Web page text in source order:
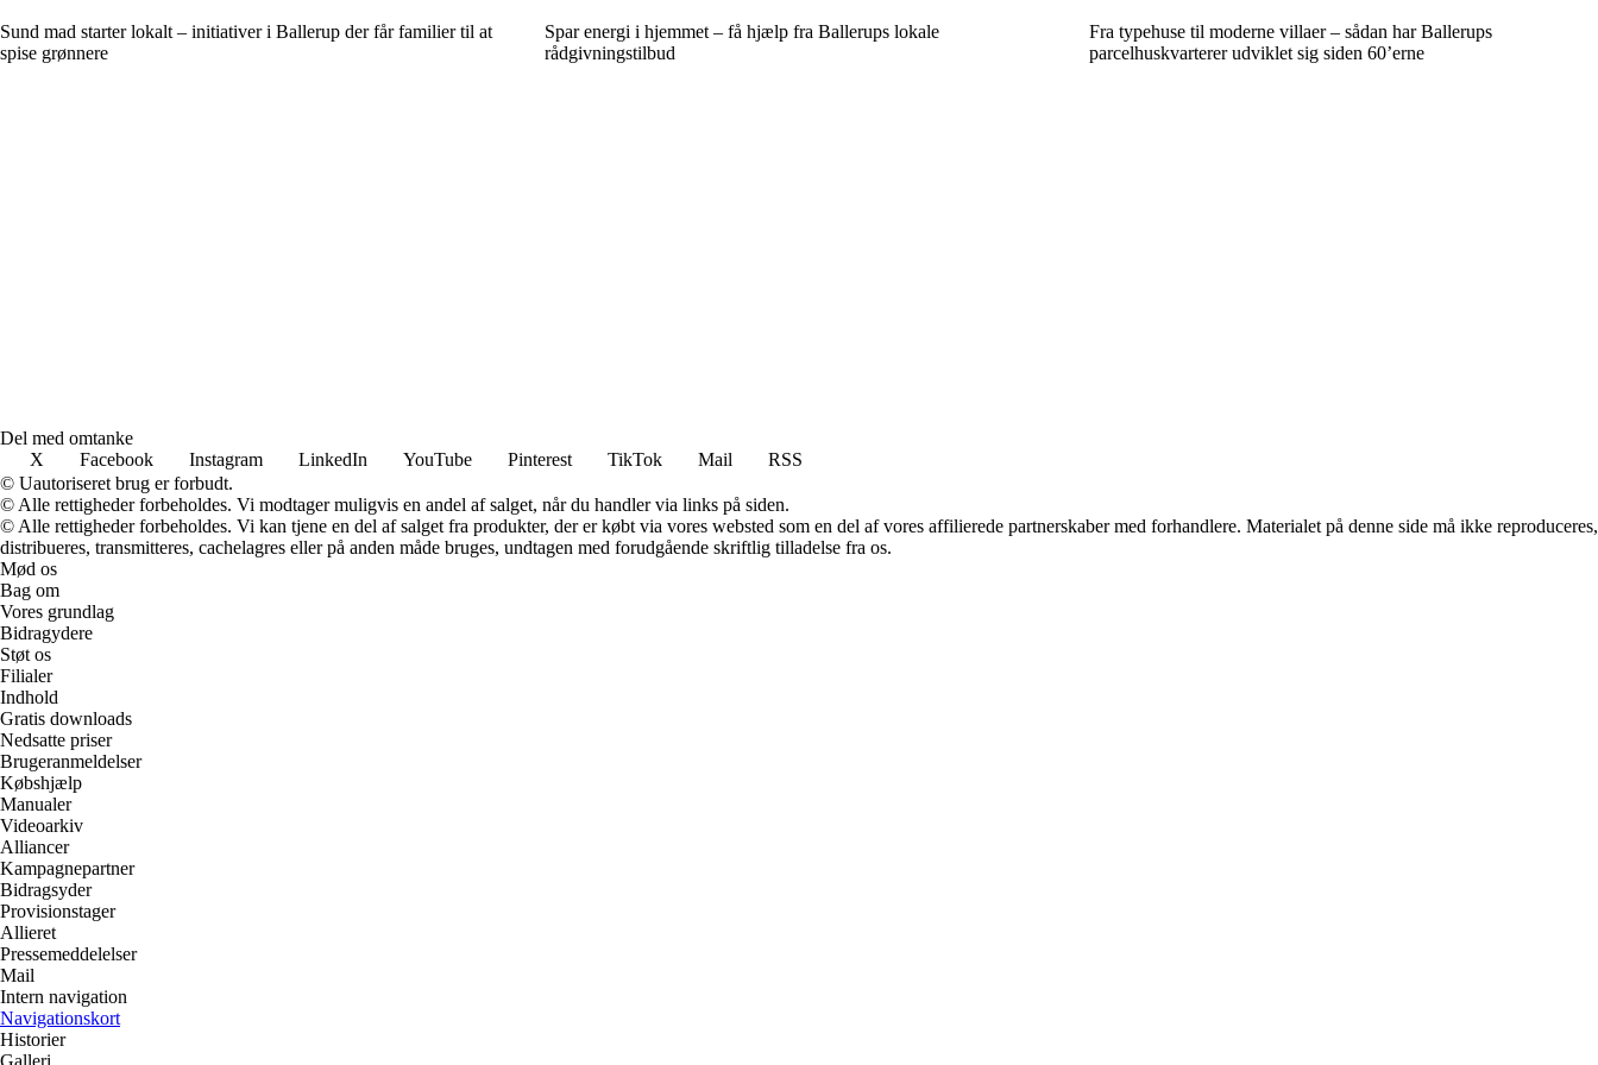
Sund mad starter lokalt – initiativer i Ballerup der får familier til at
spise grønnere
Spar energi i hjemmet – få hjælp fra Ballerups lokale
rådgivningstilbud
Fra typehuse til moderne villaer – sådan har Ballerups
parcelhuskvarterer udviklet sig siden 60’erne
Del med omtanke
X
Facebook Instagram LinkedIn YouTube Pinterest TikTok Mail
RSS
© Uautoriseret brug er forbudt.
© Alle rettigheder forbeholdes. Vi modtager muligvis en andel af salget, når du handler via links på siden.
© Alle rettigheder forbeholdes. Vi kan tjene en del af salget fra produkter, der er købt via vores websted som en del af vores affilierede partnerskaber med forhandlere. Materialet på denne side må ikke reproduceres,
distribueres, transmitteres, cachelagres eller på anden måde bruges, undtagen med forudgående skriftlig tilladelse fra os.
Mød os
Bag om
Vores grundlag
Bidragydere
Støt os
Filialer
Indhold
Gratis downloads
Nedsatte priser
Brugeranmeldelser
Købshjælp
Manualer
Videoarkiv
Alliancer
Kampagnepartner
Bidragsyder
Provisionstager
Allieret
Pressemeddelelser
Mail
Intern navigation
Navigationskort
Historier
Galleri